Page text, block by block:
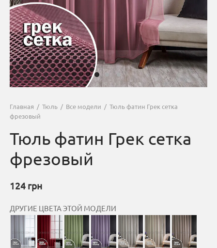
Главная / Тюль / Все модели / Тюль фатин Грек сетка
фрезовый
Тюль фатин Грек сетка
фрезовый
124 грн
ДРУГИЕ ЦВЕТА ЭТОЙ МОДЕЛИ